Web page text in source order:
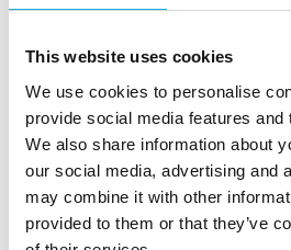
This website uses cookies
We use cookies to personalise
provide social media features and
We also share information about
our social media, advertising and
may combine it with other
provided to them or that they’ve
ja kehittämään myös täysin
energiamurroksen ratkaisuja
palveluratkaisuista -
näkymään toiminnassamme.
Ihmisiä arvostava kulttuuri
mahdollisuus ottaa vastuu ja